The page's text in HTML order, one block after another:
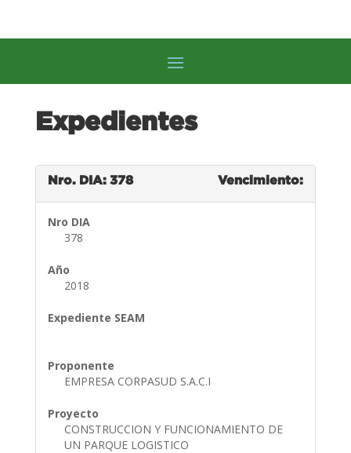
Expedientes
Nro. DIA: 378 Vencimiento:
Nro DIA
378
Año
2018
Expediente SEAM
Proponente
EMPRESA CORPASUD S.A.C.I
Proyecto
CONSTRUCCION Y FUNCIONAMIENTO DE
UN PARQUE LOGISTICO